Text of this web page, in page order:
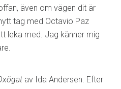
även om vägen dit är
tag med Octavio Paz
leka med. Jag känner mig
av Ida Andersen. Efter